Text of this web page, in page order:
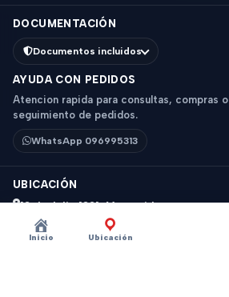
Inicio Ubicación
DOCUMENTACIÓN
Documentos incluidos
AYUDA CON PEDIDOS
Atencion rapida para consultas, compras o
seguimiento de pedidos.
WhatsApp 096995313
UBICACIÓN
18 de Julio 1831, Montevideo
Horario: 9 a 18 hs